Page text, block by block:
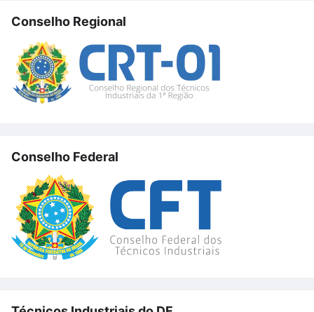
Conselho Regional
Conselho Federal